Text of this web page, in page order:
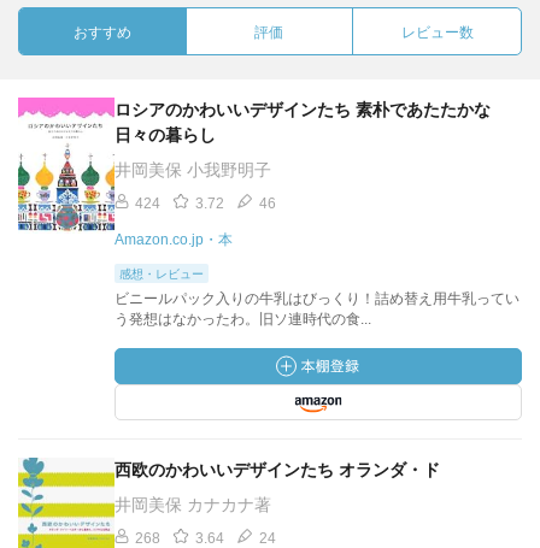
おすすめ 評価 レビュー数
ロシアのかわいいデザインたち 素朴であたたかな
日々の暮らし
井岡美保 小我野明子
424 3.72 46
Amazon.co.jp・本
感想・レビュー
ビニールパック入りの牛乳はびっくり！詰め替え用牛乳ってい
う発想はなかったわ。旧ソ連時代の食...
西欧のかわいいデザインたち オランダ・ド
井岡美保 カナカナ著
268 3.64 24